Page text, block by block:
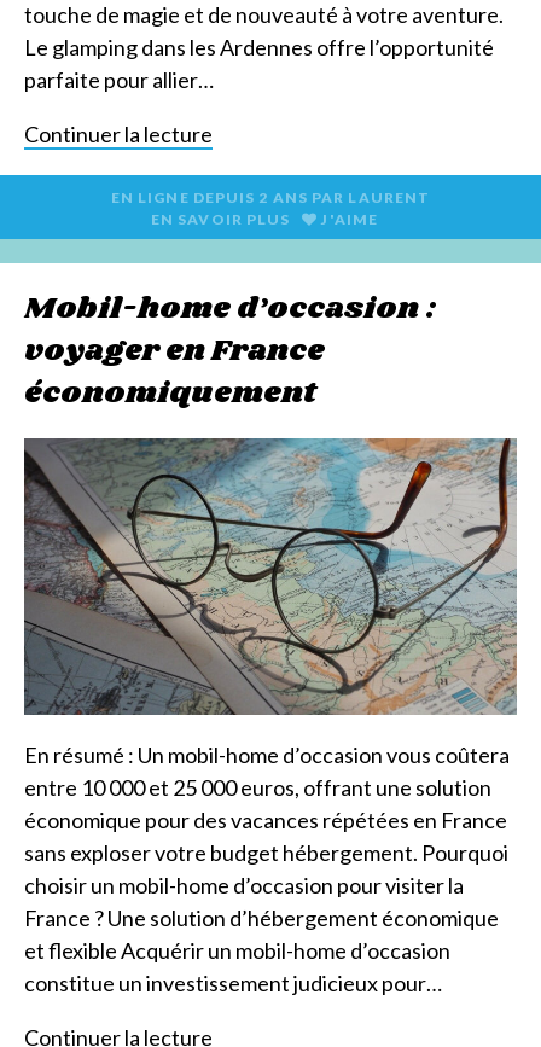
touche de magie et de nouveauté à votre aventure.
Le glamping dans les Ardennes offre l’opportunité
parfaite pour allier…
Continuer la lecture
EN LIGNE DEPUIS 2 ANS PAR LAURENT
EN SAVOIR PLUS
J'AIME
Mobil-home d’occasion :
voyager en France
économiquement
En résumé : Un mobil-home d’occasion vous coûtera
entre 10 000 et 25 000 euros, offrant une solution
économique pour des vacances répétées en France
sans exploser votre budget hébergement. Pourquoi
choisir un mobil-home d’occasion pour visiter la
France ? Une solution d’hébergement économique
et flexible Acquérir un mobil-home d’occasion
constitue un investissement judicieux pour…
Continuer la lecture